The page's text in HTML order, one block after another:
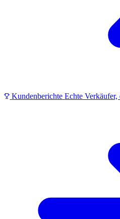
Kundenberichte Echte Verkäufer,